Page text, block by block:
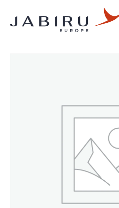
Accueil Non classé